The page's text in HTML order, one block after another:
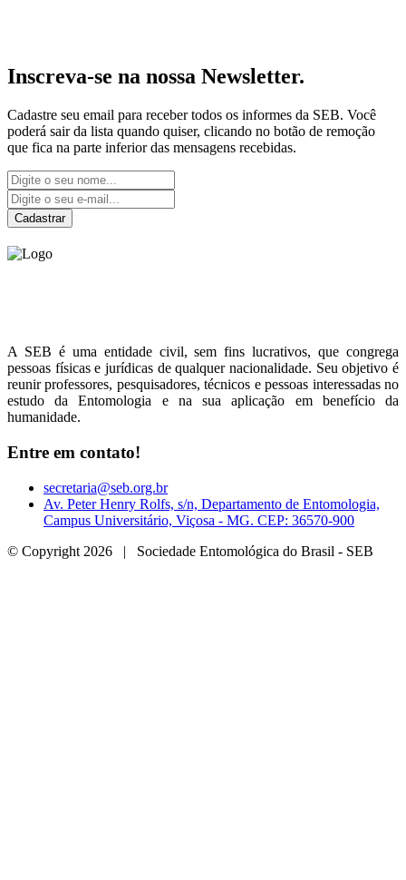
Inscreva-se na nossa Newsletter.
Cadastre seu email para receber todos os informes da SEB. Você
poderá sair da lista quando quiser, clicando no botão de remoção
que fica na parte inferior das mensagens recebidas.
Cadastrar
A SEB é uma entidade civil, sem fins lucrativos, que congrega
pessoas físicas e jurídicas de qualquer nacionalidade. Seu objetivo é
reunir professores, pesquisadores, técnicos e pessoas interessadas no
estudo da Entomologia e na sua aplicação em benefício da
humanidade.
Entre em contato!
secretaria@seb.org.br
Av. Peter Henry Rolfs, s/n, Departamento de Entomologia,
Campus Universitário, Viçosa - MG. CEP: 36570-900
© Copyright 2026 | Sociedade Entomológica do Brasil - SEB